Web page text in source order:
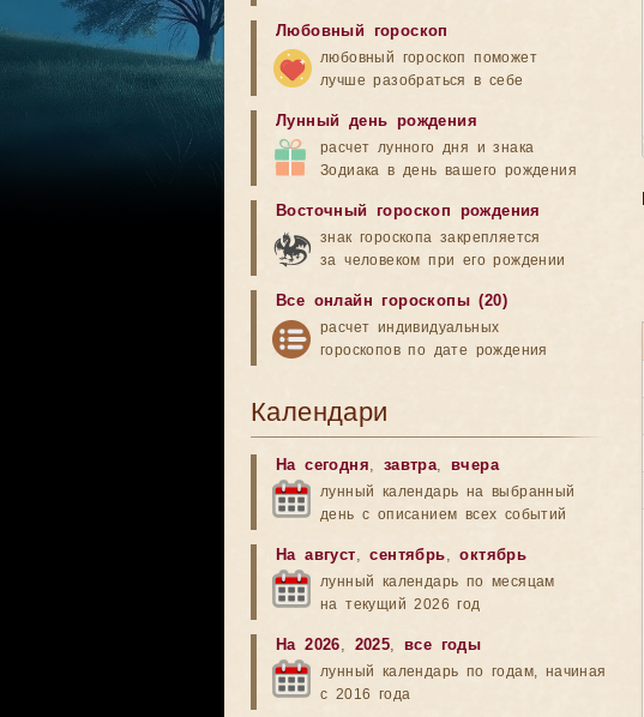
Любовный гороскоп
любовный гороскоп поможет
лучше разобраться в себе
Лунный день рождения
расчет лунного дня и знака
Зодиака в день вашего рождения
Восточный гороскоп рождения
знак гороскопа закрепляется
за человеком при его рождении
Все онлайн гороскопы (20)
расчет индивидуальных
гороскопов по дате рождения
Календари
На сегодня, завтра,вчера
лунный календарь на выбранный
день с описанием всех событий
На август,сентябрь,октябрь
лунный календарь по месяцам
на текущий 2026 год
На 2026, 2025,все годы
лунный календарь по годам, начиная
с 2016 года